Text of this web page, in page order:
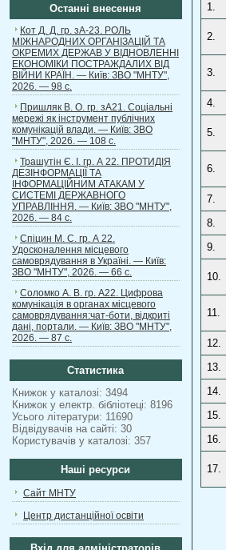
Останні внесення
Кот Д. Д. гр. зА-23. РОЛЬ
МІЖНАРОДНИХ ОРГАНІЗАЦІЙ ТА
ОКРЕМИХ ДЕРЖАВ У ВІДНОВЛЕННІ
ЕКОНОМІКИ ПОСТРАЖДАЛИХ ВІД
ВІЙНИ КРАЇН. — Київ: ЗВО "МНТУ",
2026. — 98 с.
Пришляк В. О. гр. зА21. Соціальні
мережі як інструмент публічних
комунікацій влади. — Київ: ЗВО
"МНТУ", 2026. — 108 с.
Трашутін Є. І. гр. А 22. ПРОТИДІЯ
ДЕЗІНФОРМАЦІЇ ТА
ІНФОРМАЦІЙНИМ АТАКАМ У
СИСТЕМІ ДЕРЖАВНОГО
УПРАВЛІННЯ. — Київ: ЗВО "МНТУ",
2026. — 84 с.
Спіцин М. С. гр. А 22.
Удосконалення місцевого
самоврядування в Україні. — Київ:
ЗВО "МНТУ", 2026. — 66 с.
Соломко А. В. гр. А22. Цифрова
комунікація в органах місцевого
самоврядування:чат-боти, відкриті
дані, портали. — Київ: ЗВО "МНТУ",
2026. — 87 с.
Статистика
Книжок у каталозі: 3494
Книжок у електр. бібліотеці: 8196
Усього літератури: 11690
Відвідувачів на сайті: 30
Користувачів у каталозі: 357
Наші ресурси
Сайт МНТУ
Центр дистанційної освіти
1.
2.
3.
4.
5.
6.
7.
8.
9.
10.
11.
12.
13.
14.
15.
16.
17.